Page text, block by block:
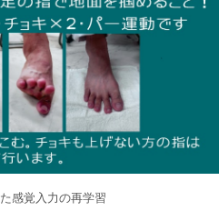
感覚入力の再学習